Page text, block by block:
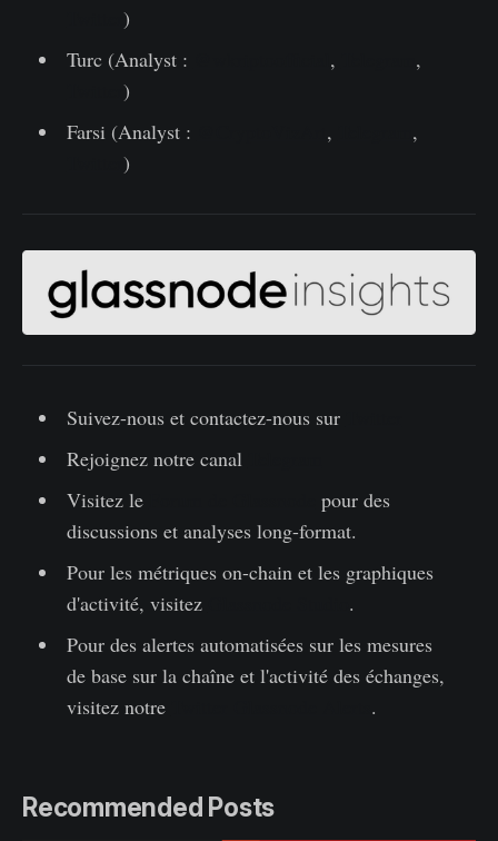
)
Turc (Analyst :
,
,
)
Farsi (Analyst :
,
,
)
Suivez-nous et contactez-nous sur
Rejoignez notre canal
Visitez le
pour des
discussions et analyses long-format.
Pour les métriques on-chain et les graphiques
d'activité, visitez
.
Pour des alertes automatisées sur les mesures
de base sur la chaîne et l'activité des échanges,
visitez notre
.
Recommended Posts